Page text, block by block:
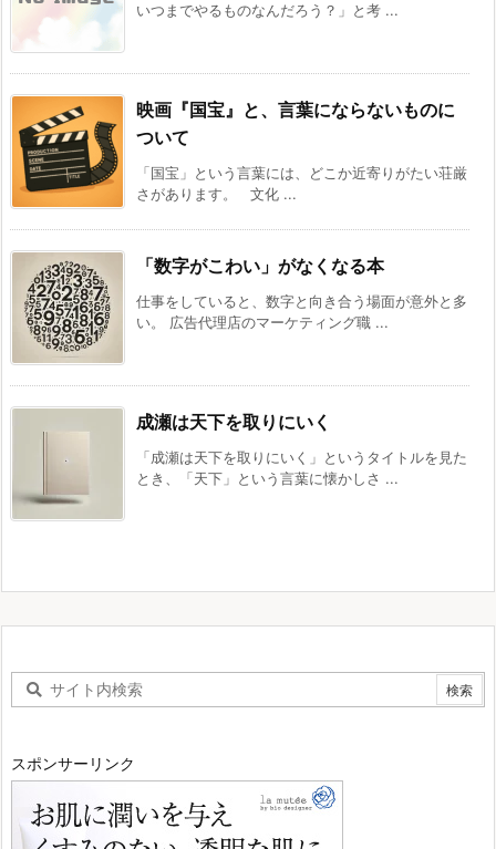
いつまでやるものなんだろう？」と考 ...
映画『国宝』と、言葉にならないものに
ついて
「国宝」という言葉には、どこか近寄りがたい荘厳
さがあります。 文化 ...
「数字がこわい」がなくなる本
仕事をしていると、数字と向き合う場面が意外と多
い。 広告代理店のマーケティング職 ...
成瀬は天下を取りにいく
「成瀬は天下を取りにいく」というタイトルを見た
とき、「天下」という言葉に懐かしさ ...
スポンサーリンク